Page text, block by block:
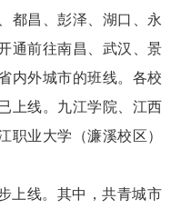
都昌、彭泽、湖口、永
通前往南昌、武汉、景
内外城市的班线。各校
上线。九江学院、江西
职业大学（濂溪校区）
上线。其中，共青城市